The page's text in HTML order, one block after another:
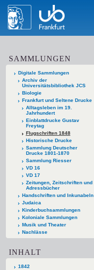
SAMMLUNGEN
Digitale Sammlungen
Archiv der
Universitätsbibliothek JCS
Biologie
Frankfurt und Seltene Drucke
Alltagsleben im 19.
Jahrhundert
Einblattdrucke Gustav
Freytag
Flugschriften 1848
Historische Drucke
Sammlung Deutscher
Drucke 1801-1870
Sammlung Riesser
VD 16
VD 17
Zeitungen, Zeitschriften und
Adressbücher
Handschriften und Inkunabeln
Judaica
Kinderbuchsammlungen
Koloniale Sammlungen
Musik und Theater
Nachlässe
INHALT
1842